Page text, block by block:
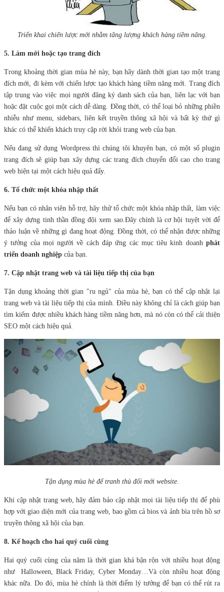
Triển khai chiến lược mới nhằm tăng lượng khách hàng tiềm năng.
5. Làm mới hoặc tạo trang đích
Trong khoảng thời gian mùa hè này, bạn hãy dành thời gian tạo một trang
đích mới, đi kèm với chiến lược tạo khách hàng tiềm năng mới. Trang đích
tập trung vào việc mọi người đăng ký danh sách của bạn, liên lạc với bạn
hoặc đặt cuộc gọi một cách dễ dàng. Đồng thời, có thể loại bỏ những phiền
nhiễu như menu, sidebars, liên kết truyền thông xã hội và bất kỳ thứ gì
khác có thể khiến khách truy cập rời khỏi trang web của bạn.
Nếu đang sử dụng Wordpress thì chúng tôi khuyên bạn, có một số plugin
trang đích sẽ giúp bạn xây dựng các trang đích chuyển đổi cao cho trang
web hiện tại một cách hiệu quả đấy.
6. Tổ chức một khóa nhập thất
Nếu bạn có nhân viên hỗ trợ, hãy thử tổ chức một khóa nhập thất, làm việc
để xây dựng tinh thần đồng đội xem sao.Đây chính là cơ hội tuyệt vời để
thảo luận về những gì đang hoạt động. Đồng thời, có thể nhận được những
ý tưởng của mọi người về cách đáp ứng các mục tiêu kinh doanh phát
triển doanh nghiệp của bạn.
7. Cập nhật trang web và tài liệu tiếp thị của bạn
Tận dụng khoảng thời gian "ru ngủ" của mùa hè, bạn có thể cập nhật lại
trang web và tài liệu tiếp thị của mình. Điều này không chỉ là cách giúp bạn
tìm kiếm được nhiều khách hàng tiềm năng hơn, mà nó còn có thể cải thiện
SEO một cách hiệu quả.
Tận dụng mùa hè để tranh thủ đổi mới website.
Khi cập nhật trang web, hãy đảm bảo cập nhật mọi tài liệu tiếp thị để phù
hợp với giao diện mới của trang web, bao gồm cả bios và ảnh bìa trên hồ sơ
truyền thông xã hội của bạn.
8. Kế hoạch cho hai quý cuối cùng
Hai quý cuối cùng của năm là thời gian khá bận rộn với nhiều hoạt động
như Halloween, Black Friday, Cyber Monday…Và còn nhiều hoạt động
khác nữa. Do đó, mùa hè chính là thời điểm lý tưởng để bạn có thể rút ra